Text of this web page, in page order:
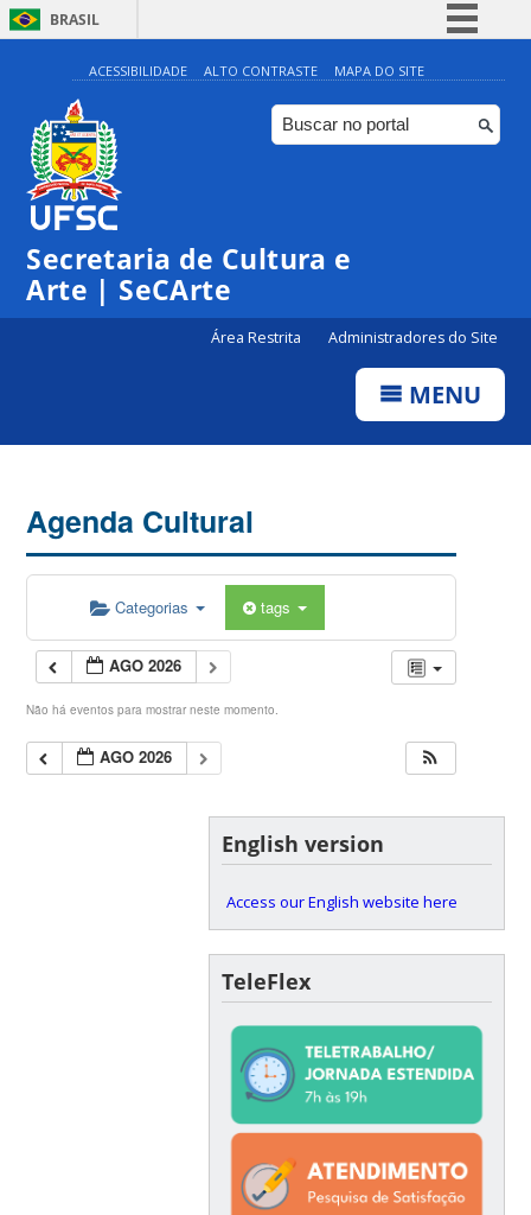
BRASIL
Simplifique!
Comunica BR
Participe
ACESSIBILIDADE ALTO CONTRASTE MAPA DO SITE
Secretaria de Cultura e
Arte | SeCArte
Área Restrita Administradores do Site
MENU
Agenda Cultural
Categorias tags
AGO 2026
Não há eventos para mostrar neste momento.
AGO 2026
English version
Access our English website here
TeleFlex